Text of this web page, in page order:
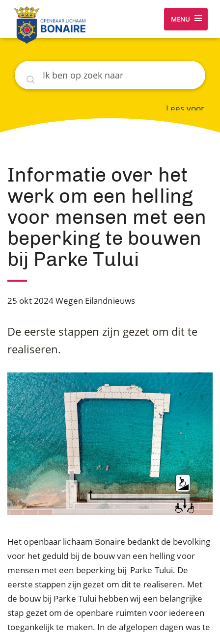
MENU
Zoeken
Lees voor
Informatie over het
werk om een helling
voor mensen met een
beperking te bouwen
bij Parke Tului
25 okt 2024Wegen Eilandnieuws
De eerste stappen zijn gezet om dit te
realiseren.
Het openbaar lichaam Bonaire bedankt de bevolking
voor het geduld bij de bouw van een helling voor
mensen met een beperking bij Parke Tului. De
eerste stappen zijn gezet om dit te realiseren. Met
de bouw bij Parke Tului hebben wij een belangrijke
stap gezet om de openbare ruimten voor iedereen
toegankelijk te maken. In de afgelopen dagen was te